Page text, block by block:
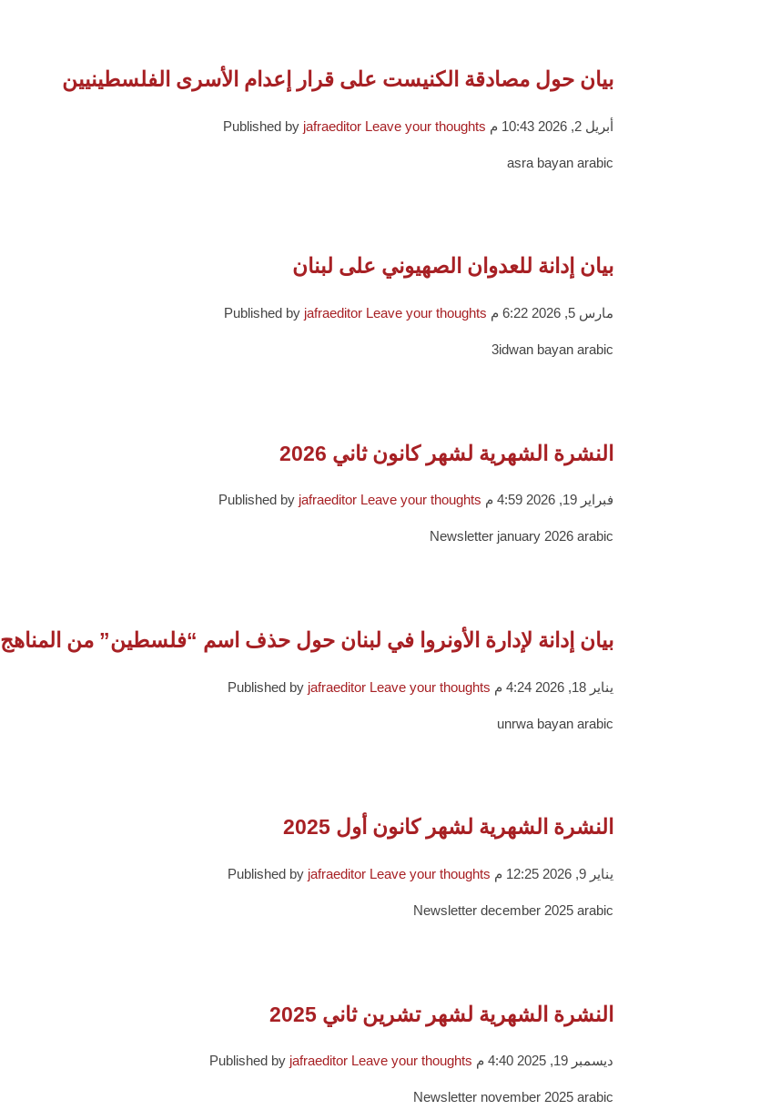
بيان حول مصادقة الكنيست على قرار إعدام الأسرى الفلسطينيين
أبريل 2, 2026 10:43 م Published by jafraeditor Leave your thoughts
asra bayan arabic
بيان إدانة للعدوان الصهيوني على لبنان
مارس 5, 2026 6:22 م Published by jafraeditor Leave your thoughts
3idwan bayan arabic
النشرة الشهرية لشهر كانون ثاني 2026
فبراير 19, 2026 4:59 م Published by jafraeditor Leave your thoughts
Newsletter january 2026 arabic
بيان إدانة لإدارة الأونروا في لبنان حول حذف اسم “فلسطين” من المناهج
يناير 18, 2026 4:24 م Published by jafraeditor Leave your thoughts
unrwa bayan arabic
النشرة الشهرية لشهر كانون أول 2025
يناير 9, 2026 12:25 م Published by jafraeditor Leave your thoughts
Newsletter december 2025 arabic
النشرة الشهرية لشهر تشرين ثاني 2025
ديسمبر 19, 2025 4:40 م Published by jafraeditor Leave your thoughts
Newsletter november 2025 arabic